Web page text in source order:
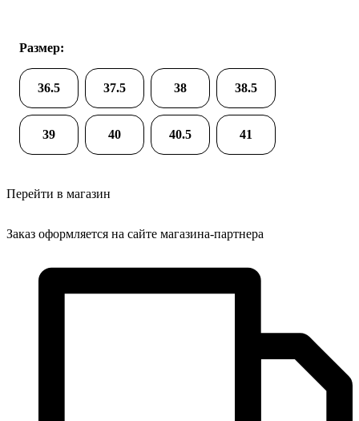
Размер:
36.5 37.5 38 38.5
39 40 40.5 41
Перейти в магазин
Заказ оформляется на сайте магазина-партнера